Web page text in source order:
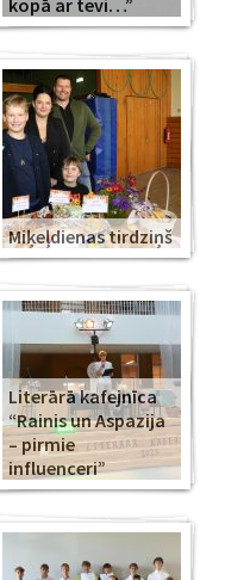
kopā ar tevi…”
Miķeļdienas tirdziņš
Literārā kafejnīca
“Rainis un Aspazija
– pirmie
influenceri”